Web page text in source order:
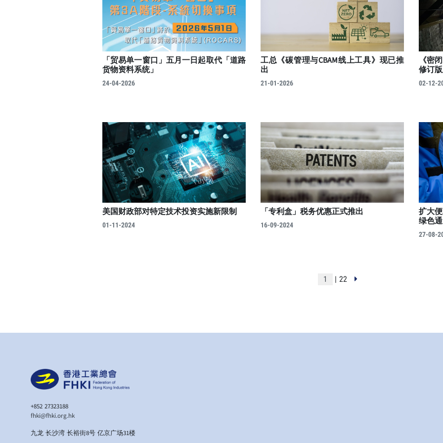
「贸易单一窗口」五月一日起取代「道路
货物资料系统」
24-04-2026
工总《碳管理与CBAM线上工具》现已推
出
21-01-2026
《密
修订
02-12-
美国财政部对特定技术投资实施新限制
01-11-2024
「专利盒」税务优惠正式推出
16-09-2024
扩大
绿色
27-08-
| 22
+852 27323188
fhki@fhki.org.hk
九龙 长沙湾 长裕街8号 亿京广场31楼